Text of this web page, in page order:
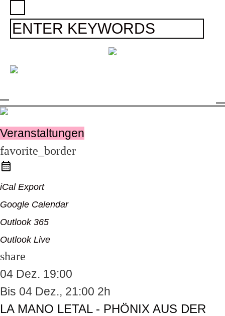
Veranstaltungen
favorite_border
iCal Export
Google Calendar
Outlook 365
Outlook Live
share
04 Dez. 19:00
Bis 04 Dez., 21:00 2h
LA MANO LETAL - PHÖNIX AUS DER